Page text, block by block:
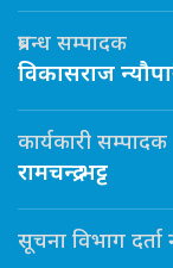
प्रबन्ध सम्पादक
विकासराज
कार्यकारी सम्पादक
रामचन्द्र भट्ट
सूचना विभाग दर्ता